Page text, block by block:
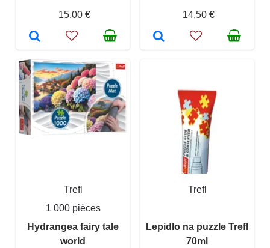
15,00 € 14,50 €
Trefl
1 000 pièces
Hydrangea fairy tale
world
Trefl
Lepidlo na puzzle Trefl
70ml